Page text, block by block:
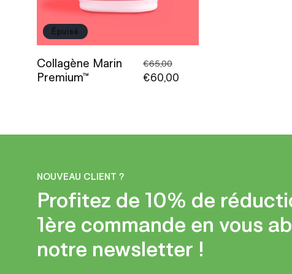
t
i
o
:
Épuisé
Collagène Marin
Premium™
Prix
habituel
€65,00
promotionnel
€60,00
NOUVEAU CLIENT ?
Profitez de 10% de
1ère commande en vous
notre newsletter !